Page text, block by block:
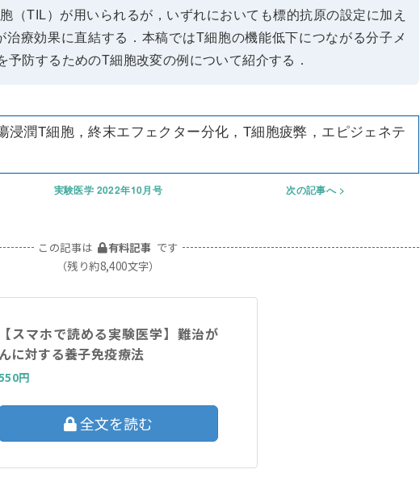
（TIL）が用いられるが，いずれにおいても標的抗原の設定に加え
治療効果に直結する．本稿ではT細胞の機能低下につながる分子メ
予防するためのT細胞改変の例について紹介する．
浸潤T細胞，終末エフェクター分化，T細胞疲弊，エピジェネテ
実験医学 2022年10月号 次の記事へ
この記事は 有料記事 です
（残り約8,400文字）
【スマホで読める実験医学】難治が
んに対する養子免疫療法
円
全文を読む